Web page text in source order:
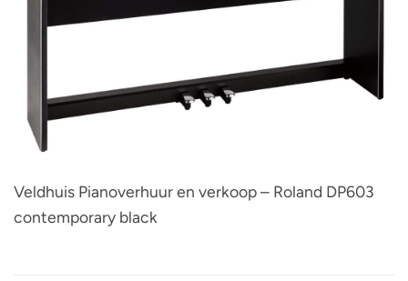
Veldhuis Pianoverhuur en verkoop – Roland DP603
contemporary black